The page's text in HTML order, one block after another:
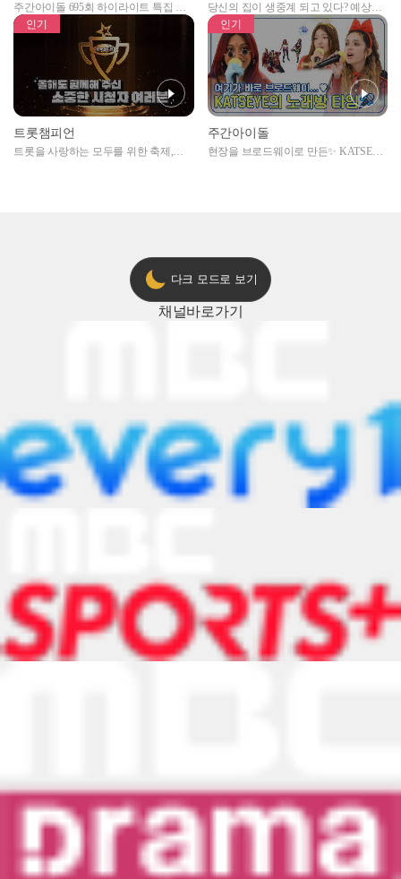
주간아이돌 695회 하이라이트 특집 남
자아이돌편 예고
당신의 집이 생중계 되고 있다? 예상치
못한 곳에서 일어나는 불법촬영 범죄!
인기
트롯챔피언
트롯을 사랑하는 모두를 위한 축제,
인기
주간아이돌
현장을 브로드웨이로 만든✨ KATSEYE
다크 모드로 보기
채널바로가기